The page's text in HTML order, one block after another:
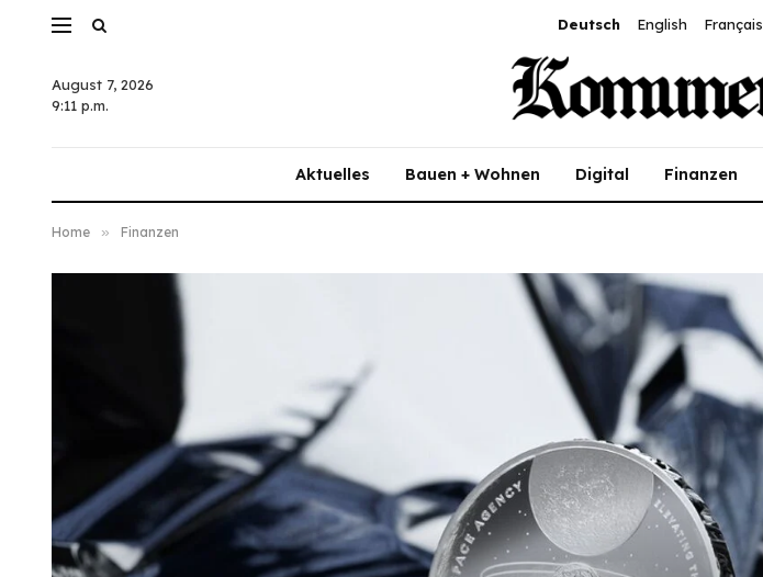
Deutsch English Français
August 7, 2026
9:11 p.m.
Aktuelles Bauen + Wohnen Digital Finanzen
Home » Finanzen